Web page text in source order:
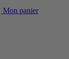
Mon panier